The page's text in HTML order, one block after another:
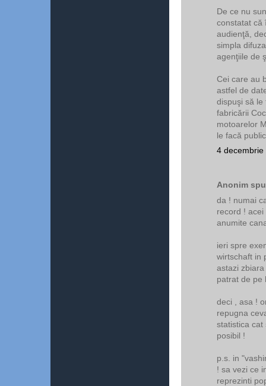
De ce nu
constatat că
audienţă,
simpla
agenţiile de
Cei care au
astfel de
dispuşi să le
fabricării
motoarelor
le facă
4
Anonim
da ! numai
record !
anumite
ieri spre
wirtschaft in
astazi
patrat de pe
deci , asa !
repugna
statistica cat
posibil !
p.s. in
! sa vezi ce
reprezinti